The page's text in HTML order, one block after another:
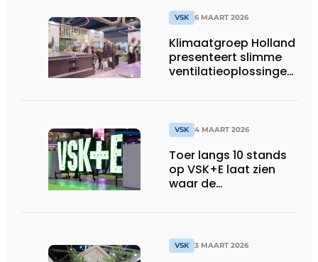
VSK 6 MAART 2026
Klimaatgroep Holland
presenteert slimme
ventilatieoplossingen
VSK 4 MAART 2026
Toer langs 10 stands
op VSK+E laat zien
waar de
VSK 3 MAART 2026